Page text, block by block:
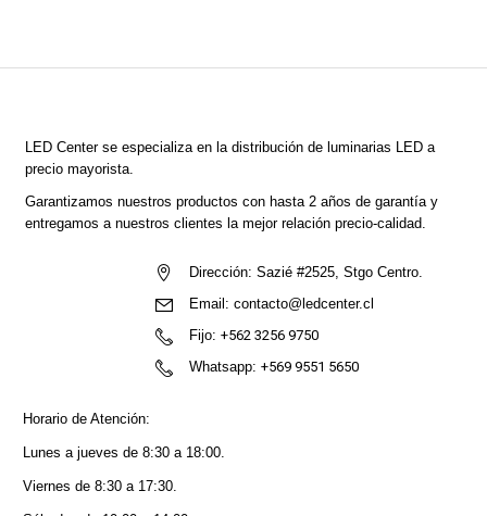
LED Centerse especializa en la distribución de luminarias LED a
precio mayorista.
Garantizamos nuestros productos con hasta 2 años de garantía y
entregamos a nuestros clientes la mejor relación precio-calidad.
Dirección: Sazié #2525, Stgo Centro.
Email: contacto@ledcenter.cl
Fijo: +562 3256 9750
Whatsapp: +569 9551 5650
Horario de Atención:
Lunes a jueves de 8:30 a 18:00.
Viernes de 8:30 a 17:30.